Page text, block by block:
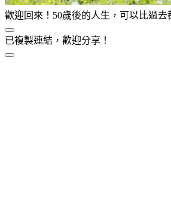
歡迎回來！50歲後的人生，可以比過去
已複製連結，歡迎分享！